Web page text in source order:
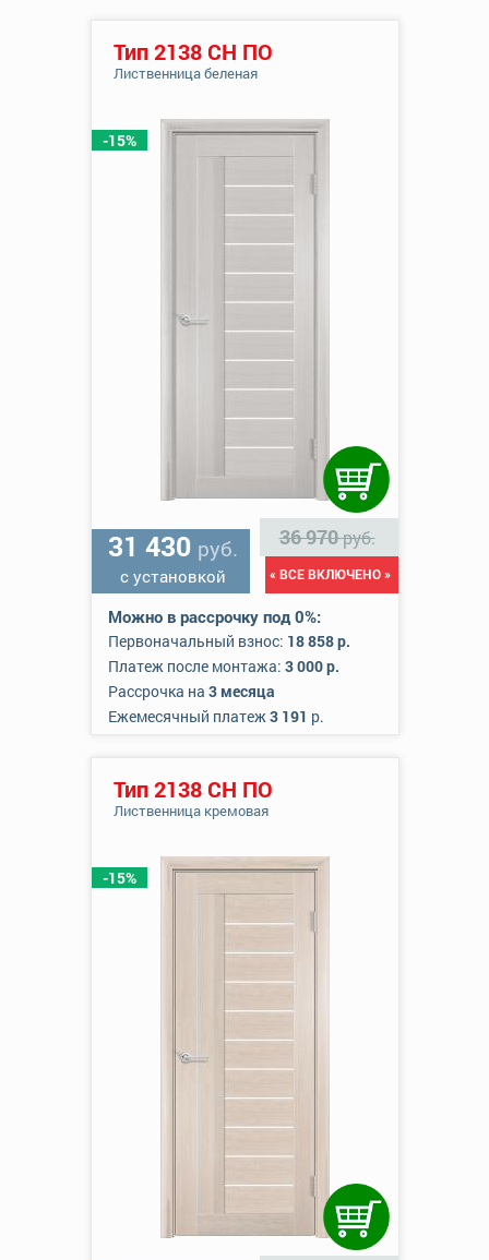
-15%
Тип 2138 СН ПО
Лиственница беленая
31 430 руб.
с установкой
36 970руб.
« ВСЕ ВКЛЮЧЕНО »
Можно в рассрочку под 0%:
Первоначальный взнос: 18 858 р.
Платеж после монтажа: 3 000 р.
Рассрочка на 3 месяца
Ежемесячный платеж3 191 р.
-15%
Тип 2138 СН ПО
Лиственница кремовая